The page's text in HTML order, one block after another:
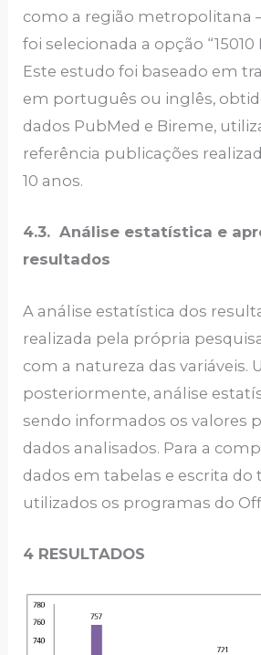
como a região metropolitana –
foi selecionada a opção “15010
Este estudo foi baseado em
em português ou inglês,
dados PubMed e Bireme,
referência publicações
10 anos.
4.3. Análise estatística e
resultados
A análise estatística dos
realizada pela própria
com a natureza das variáveis.
posteriormente, análise
sendo informados os valores
dados analisados. Para a
dados em tabelas e escrita do
utilizados os programas do
4 RESULTADOS